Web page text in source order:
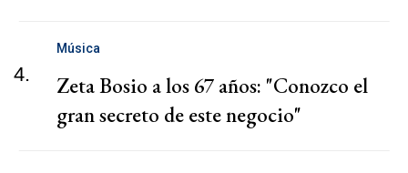
4.
Música
Zeta Bosio a los 67 años: "Conozco el
gran secreto de este negocio"